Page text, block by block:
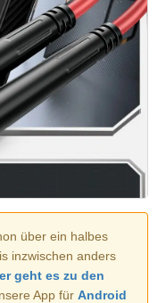
über ein halbes
inzwischen anders
geht es zu den
App für Android